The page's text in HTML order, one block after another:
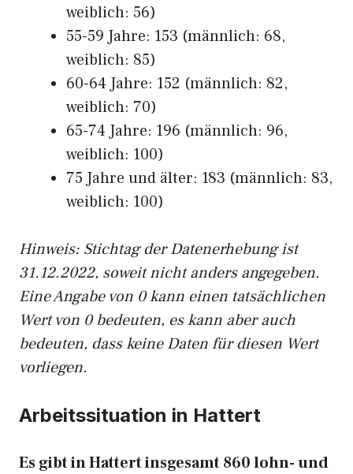
weiblich: 56)
55-59 Jahre: 153 (männlich: 68,
weiblich: 85)
60-64 Jahre: 152 (männlich: 82,
weiblich: 70)
65-74 Jahre: 196 (männlich: 96,
weiblich: 100)
75 Jahre und älter: 183 (männlich: 83,
weiblich: 100)
Hinweis: Stichtag der Datenerhebung ist
31.12.2022, soweit nicht anders angegeben.
Eine Angabe von 0 kann einen tatsächlichen
Wert von 0 bedeuten, es kann aber auch
bedeuten, dass keine Daten für diesen Wert
vorliegen.
Arbeitssituation in Hattert
Es gibt in Hattert insgesamt 860 lohn- und